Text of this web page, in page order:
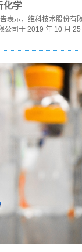
化学
表示，维科技术股份有
公司于 2019 年 10 月